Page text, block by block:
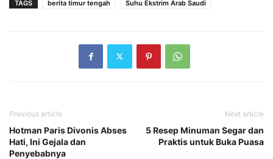
TAGS berita timur tengah Suhu Ekstrim Arab Saudi
Previous article
Hotman Paris Divonis Abses
Hati, Ini Gejala dan
Penyebabnya
Next article
5 Resep Minuman Segar dan
Praktis untuk Buka Puasa